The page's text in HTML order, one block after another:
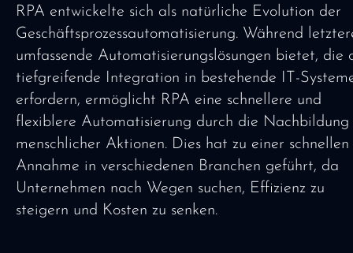
RPA entwickelte sich als natürliche Evolution der
Geschäftsprozessautomatisierung. Während
umfassende Automatisierungslösungen bietet, die
tiefgreifende Integration in bestehende IT-
erfordern, ermöglicht RPA eine schnellere und
flexiblere Automatisierung durch die Nachbildung
menschlicher Aktionen. Dies hat zu einer schnellen
Annahme in verschiedenen Branchen geführt, da
Unternehmen nach Wegen suchen, Effizienz zu
steigern und Kosten zu senken.